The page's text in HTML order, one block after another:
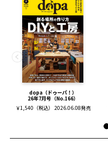
dopa（ドゥーパ！）
26年7月号（No.166）
￥1,540（税込） 2026.06.08発売